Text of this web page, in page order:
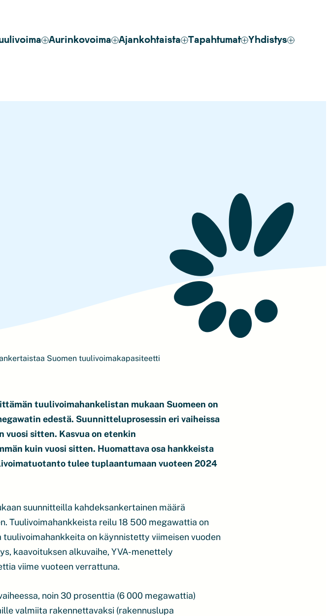
Aurinkovoima Ajankohtaista Tapahtumat Yhdistys
Suomen tuulivoimakapasiteetti
tuulivoimahankelistan mukaan Suomeen on
edestä. Suunnitteluprosessin eri vaiheissa
vuosi sitten. Kasvua on etenkin
kuin vuosi sitten. Huomattava osa hankkeista
tulee tuplaantumaan vuoteen 2024
suunnitteilla kahdeksankertainen määrä
Tuulivoimahankkeista reilu 18 500 megawattia on
on käynnistetty viimeisen vuoden
kaavoituksen alkuvaihe, YVA-menettely
viime vuoteen verrattuna.
noin 30 prosenttia (6 000 megawattia)
valmiita rakennettavaksi (rakennuslupa